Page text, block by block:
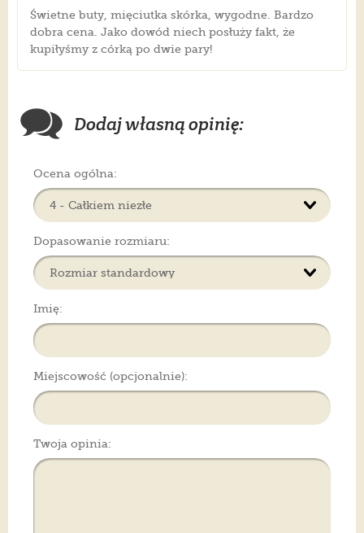
Świetne buty, mięciutka skórka, wygodne. Bardzo
dobra cena. Jako dowód niech posłuży fakt, że
kupiłyśmy z córką po dwie pary!
Dodaj własną opinię:
Ocena ogólna:
Dopasowanie rozmiaru:
Imię:
Miejscowość (opcjonalnie):
Twoja opinia: